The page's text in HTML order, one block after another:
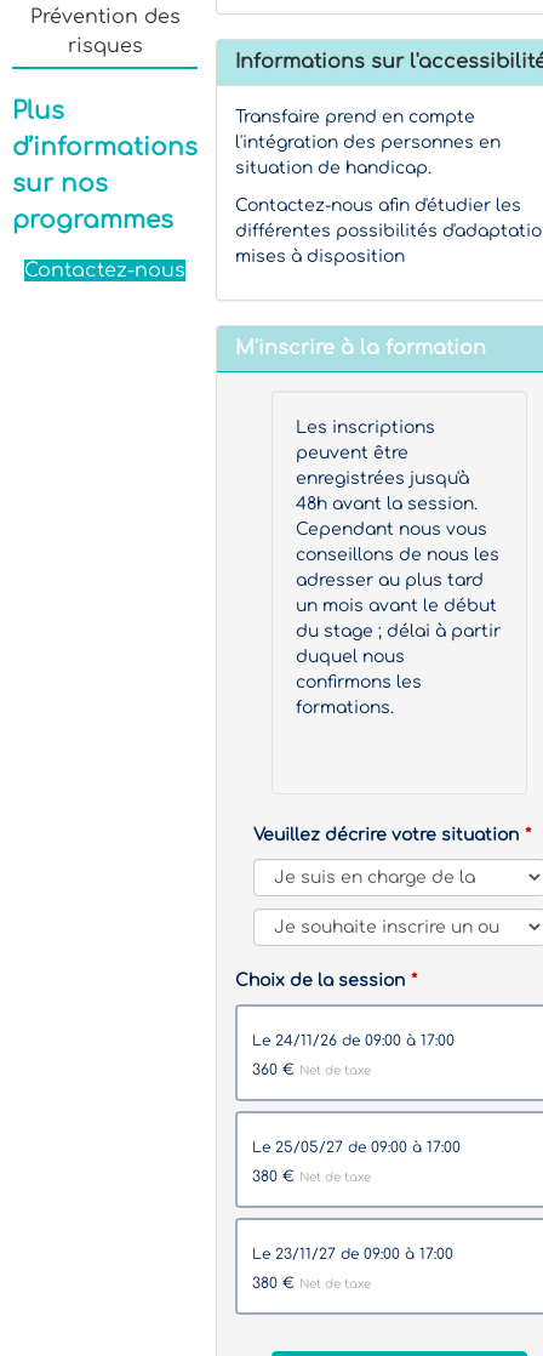
Prévention des
risques
Plus
d’informations
sur nos
programmes
Contactez-nous
Informations sur
Transfaire prend en compte
l'intégration des personnes en
situation de handicap.
Contactez-nous afin d'étudier les
différentes possibilités
mises à disposition
M'inscrire à la formation
Les inscriptions
peuvent être
enregistrées jusqu'à
48h avant la session.
Cependant nous vous
conseillons de nous les
adresser au plus tard
un mois avant le début
du stage ; délai à partir
duquel nous
confirmons les
formations.
Veuillez décrire votre situation
Choix de la session
le 24/11/26 de 09:00 à 17:00
360 € Net de taxe
le 25/05/27 de 09:00 à 17:00
380 € Net de taxe
le 23/11/27 de 09:00 à 17:00
380 € Net de taxe